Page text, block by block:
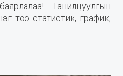
Танилцуулгын
тоо статистик, график,